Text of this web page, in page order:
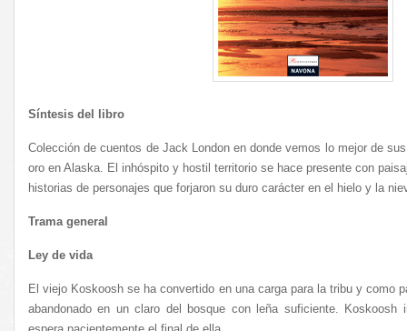
Síntesis del libro
Colección de cuentos de Jack London en donde vemos lo mejor de
oro en Alaska. El inhóspito y hostil territorio se hace presente con
historias de personajes que forjaron su duro carácter en el hielo y la
Trama general
Ley de vida
El viejo Koskoosh se ha convertido en una carga para la tribu y como
abandonado en un claro del bosque con leña suficiente. Koskoosh